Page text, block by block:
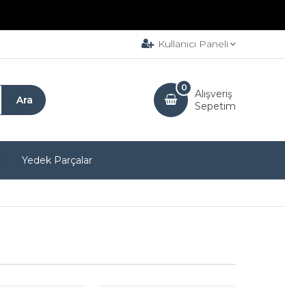
Kullanıcı Paneli
Alışveriş
Sepetim
0
Yedek Parçalar